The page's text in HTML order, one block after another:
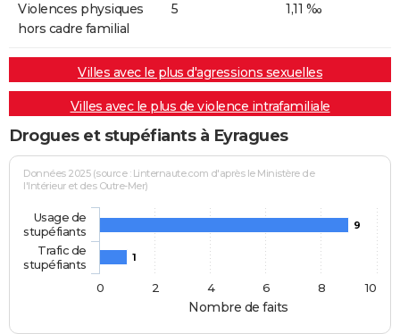
Violences physiques
hors cadre familial
5 1,11 ‰
Villes avec le plus d'agressions sexuelles
Villes avec le plus de violence intrafamiliale
Drogues et stupéfiants à Eyragues
Nombre de faits
Données 2025 (source : Linternaute.com d'après le Ministère de
l'Intérieur et des Outre-Mer)
9
1
Usage de
stupéfiants
Trafic de
stupéfiants
0
2 4 6 8 10